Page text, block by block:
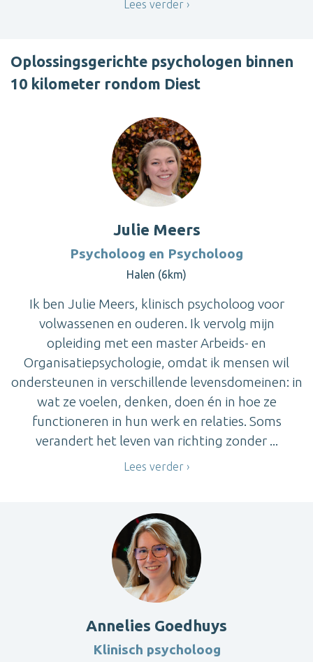
Lees verder
Oplossingsgerichte psychologen binnen
10 kilometer rondom Diest
Julie Meers
Psycholoog en Psycholoog
Halen (6km)
Ik ben Julie Meers, klinisch psycholoog voor
volwassenen en ouderen. Ik vervolg mijn
opleiding met een master Arbeids- en
Organisatiepsychologie, omdat ik mensen wil
ondersteunen in verschillende levensdomeinen: in
wat ze voelen, denken, doen én in hoe ze
functioneren in hun werk en relaties. Soms
verandert het leven van richting zonder ...
Lees verder
Annelies Goedhuys
Klinisch psycholoog